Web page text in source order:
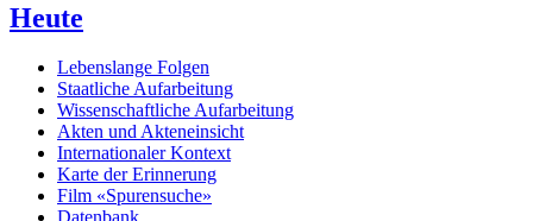
Heute
Lebenslange Folgen
Staatliche Aufarbeitung
Wissenschaftliche Aufarbeitung
Akten und Akteneinsicht
Internationaler Kontext
Karte der Erinnerung
Film «Spurensuche»